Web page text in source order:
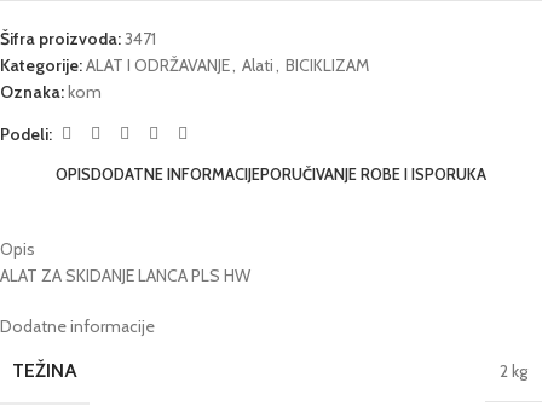
Šifra proizvoda:3471
Kategorije:ALAT I ODRŽAVANJE, Alati, BICIKLIZAM
Oznaka:kom
Podeli:
OPISDODATNE INFORMACIJEPORUČIVANJE ROBE I ISPORUKA
Opis
ALAT ZA SKIDANJE LANCA PLS HW
Dodatne informacije
TEŽINA 2 kg